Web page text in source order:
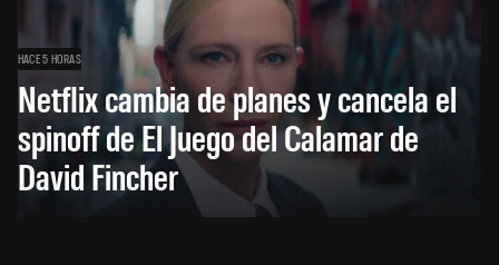
HACE 5 HORAS
Netflix cambia de planes y cancela el
spinoff de El Juego del Calamar de
David Fincher